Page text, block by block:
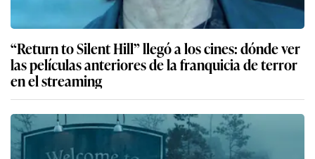
“Return to Silent Hill” llegó a los cines: dónde ver
las películas anteriores de la franquicia de terror
en el streaming